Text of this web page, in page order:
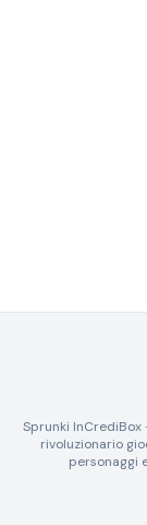
Sprunki
rivoluzionario
personaggi